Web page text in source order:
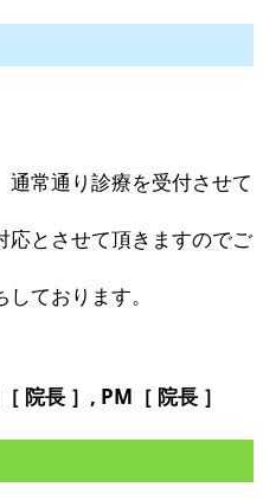
常通り診療を受付させて
応とさせて頂きますのでご
ております。
院長 ］, PM［ 院長 ］